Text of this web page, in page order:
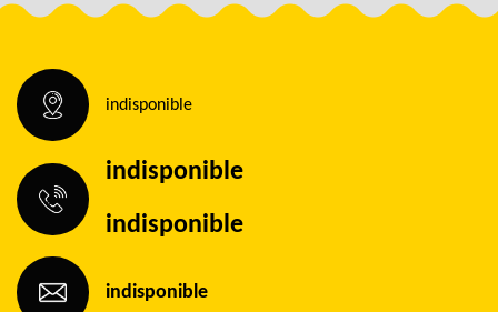
indisponible
indisponible
indisponible
indisponible